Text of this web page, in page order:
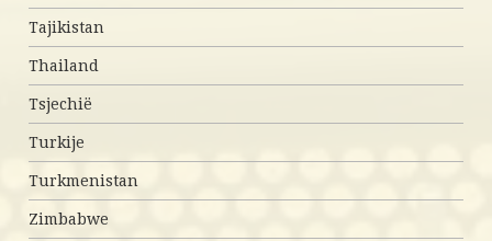
Tajikistan
Thailand
Tsjechië
Turkije
Turkmenistan
Zimbabwe